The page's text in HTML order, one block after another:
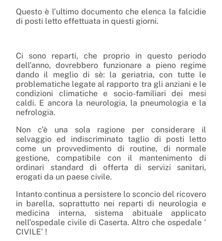
Questo è l’ultimo documento che elenca la falcidie
di posti letto effettuata in questi giorni.
Ci sono reparti, che proprio in questo periodo
dell’anno, dovrebbero funzionare a pieno regime
dando il meglio di sè: la geriatria, con tutte le
problematiche legate al rapporto tra gli anziani e le
condizioni climatiche e socio-familiari dei mesi
caldi. E ancora la neurologia, la pneumologia e la
nefrologia.
Non c’è una sola ragione per considerare il
selvaggio ed indiscriminato taglio di posti letto
come un provvedimento di routine, di normale
gestione, compatibile con il mantenimento di
ordinari standard di offerta di servizi sanitari,
erogati da un paese civile.
Intanto continua a persistere lo sconcio del ricovero
in barella, soprattutto nei reparti di neurologia e
medicina interna, sistema abituale applicato
nell’ospedale civile di Caserta. Altro che ospedale ‘
CIVILE’ !